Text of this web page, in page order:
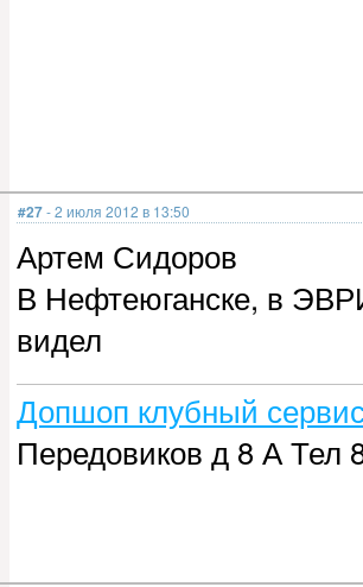
#27- 2 июля 2012 в 13:50
Артем Сидоров
В Нефтеюганске, в
видел
Допшоп клубный
Передовиков д 8 А Тел